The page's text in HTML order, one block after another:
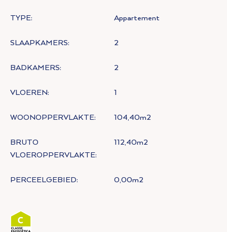
TYPE: Appartement
SLAAPKAMERS: 2
BADKAMERS: 2
VLOEREN: 1
WOONOPPERVLAKTE: 104,40m2
BRUTO
VLOEROPPERVLAKTE:
112,40m2
PERCEELGEBIED: 0,00m2